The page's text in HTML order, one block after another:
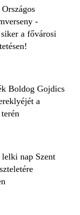
-
a fővárosi
Boldog Gojdics
a
nap Szent